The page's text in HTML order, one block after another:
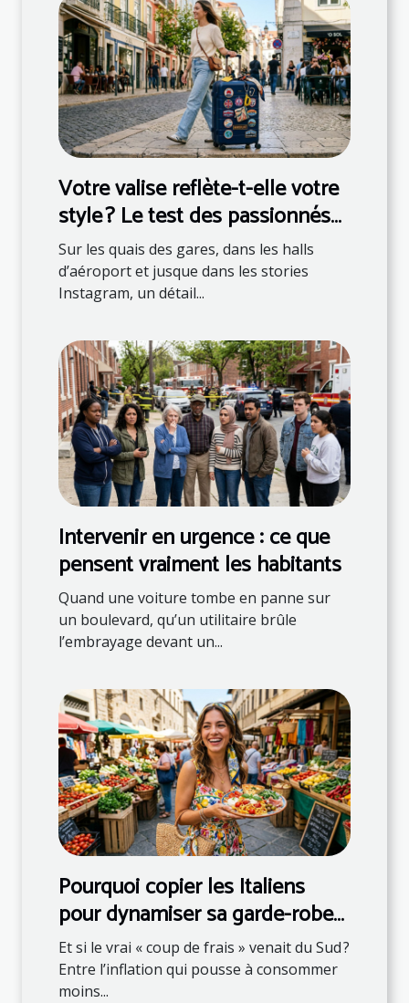
Votre valise reflète-t-elle votre
style ? Le test des passionnés
de mode
Sur les quais des gares, dans les halls
d’aéroport et jusque dans les stories
Instagram, un détail...
Intervenir en urgence : ce que
pensent vraiment les habitants
Quand une voiture tombe en panne sur
un boulevard, qu’un utilitaire brûle
l’embrayage devant un...
Pourquoi copier les Italiens
pour dynamiser sa garde-robe
et son assiette
Et si le vrai « coup de frais » venait du Sud ?
Entre l’inflation qui pousse à consommer
moins...